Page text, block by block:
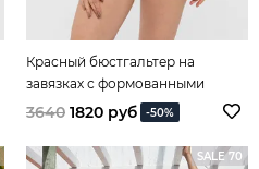
Красный бюстгальтер на
завязках с формованными
чашками из коллекции Spirit of
3640 1820 руб -50%
SALE 70